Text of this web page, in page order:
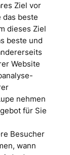
Ziel vor
das beste
dieses Ziel
beste und
Website
nehmen
für Sie
Besucher
wann